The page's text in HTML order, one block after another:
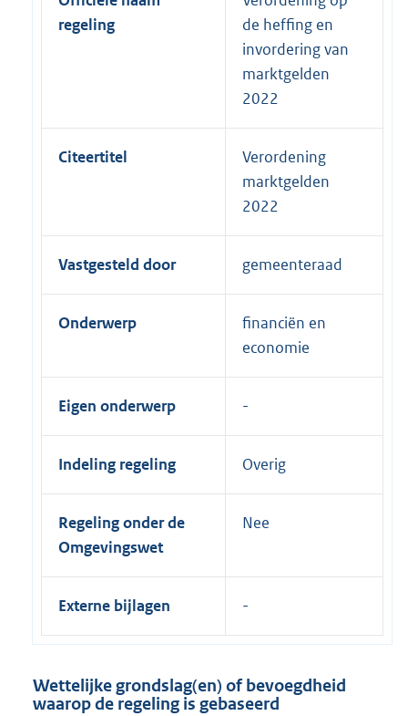
regeling
de heffing en
invordering van
marktgelden
2022
Citeertitel
Verordening
marktgelden
2022
Vastgesteld door gemeenteraad
Onderwerp
financiën en
economie
Eigen onderwerp
Indeling regeling Overig
Regeling onder de
Omgevingswet
Nee
Externe bijlagen
Wettelijke grondslag(en) of bevoegdheid
waarop de regeling is gebaseerd